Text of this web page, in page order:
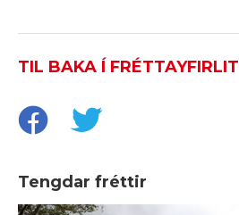
TIL BAKA Í FRÉTTAYFIRLIT
Tengdar fréttir